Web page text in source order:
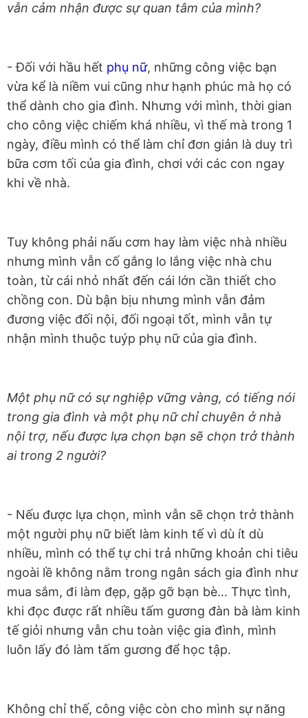
vẫn cảm nhận được sự quan tâm của mình?
- Đối với hầu hết phụ nữ, những công việc bạn
vừa kể là niềm vui cũng như hạnh phúc mà họ có
thể dành cho gia đình. Nhưng với mình, thời gian
cho công việc chiếm khá nhiều, vì thế mà trong 1
ngày, điều mình có thể làm chỉ đơn giản là duy trì
bữa cơm tối của gia đình, chơi với các con ngay
khi về nhà.
Tuy không phải nấu cơm hay làm việc nhà nhiều
nhưng mình vẫn cố gắng lo lắng việc nhà chu
toàn, từ cái nhỏ nhất đến cái lớn cần thiết cho
chồng con. Dù bận bịu nhưng mình vẫn đảm
đương việc đối nội, đối ngoại tốt, mình vẫn tự
nhận mình thuộc tuýp phụ nữ của gia đình.
Một phụ nữ có sự nghiệp vững vàng, có tiếng nói
trong gia đình và một phụ nữ chỉ chuyên ở nhà
nội trợ, nếu được lựa chọn bạn sẽ chọn trở thành
ai trong 2 người?
- Nếu được lựa chọn, mình vẫn sẽ chọn trở thành
một người phụ nữ biết làm kinh tế vì dù ít dù
nhiều, mình có thể tự chi trả những khoản chi tiêu
ngoài lề không nằm trong ngân sách gia đình như
mua sắm, đi làm đẹp, gặp gỡ bạn bè... Thực tình,
khi đọc được rất nhiều tấm gương đàn bà làm kinh
tế giỏi nhưng vẫn chu toàn việc gia đình, mình
luôn lấy đó làm tấm gương để học tập.
Không chỉ thế, công việc còn cho mình sự năng